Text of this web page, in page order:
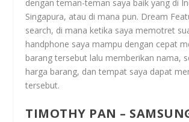
dengan teman-teman saya baik yang di
Singapura, atau di mana pun. Dream
search, di mana ketika saya memotret
handphone saya mampu dengan cepat
barang tersebut lalu memberikan nama,
harga barang, dan tempat saya dapat
tersebut.
TIMOTHY PAN –